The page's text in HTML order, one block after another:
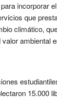
incorporar
que
climático,
ambiental
15.000